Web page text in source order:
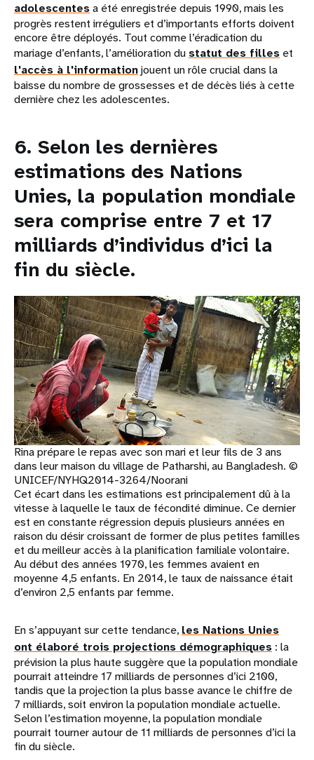
adolescentesa été enregistrée depuis 1990, mais les
progrès restent irréguliers et d’importants efforts doivent
encore être déployés. Tout comme l’éradication du
mariage d’enfants, l’amélioration du statut des filles et
l'accès à l'informationjouent un rôle crucial dans la
baisse du nombre de grossesses et de décès liés à cette
dernière chez les adolescentes.
6. Selon les dernières
estimations des Nations
Unies, la population mondiale
sera comprise entre 7 et 17
milliards d’individus d’ici la
fin du siècle.
Rina prépare le repas avec son mari et leur fils de 3 ans
dans leur maison du village de Patharshi, au Bangladesh. ©
UNICEF/NYHQ2014-3264/Noorani
Cet écart dans les estimations est principalement dû à la
vitesse à laquelle le taux de fécondité diminue. Ce dernier
est en constante régression depuis plusieurs années en
raison du désir croissant de former de plus petites familles
et du meilleur accès à la planification familiale volontaire.
Au début des années 1970, les femmes avaient en
moyenne 4,5 enfants. En 2014, le taux de naissance était
d’environ 2,5 enfants par femme.
En s’appuyant sur cette tendance, les Nations Unies
ont élaboré trois projections démographiques : la
prévision la plus haute suggère que la population mondiale
pourrait atteindre 17 milliards de personnes d’ici 2100,
tandis que la projection la plus basse avance le chiffre de
7 milliards, soit environ la population mondiale actuelle.
Selon l’estimation moyenne, la population mondiale
pourrait tourner autour de 11 milliards de personnes d’ici la
fin du siècle.